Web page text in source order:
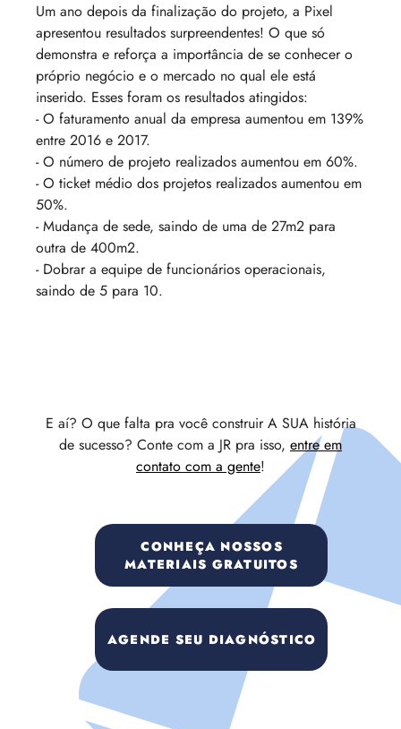
Um ano depois da finalização do projeto, a Pixel
apresentou resultados surpreendentes! O que só
demonstra e reforça a importância de se conhecer o
próprio negócio e o mercado no qual ele está
inserido. Esses foram os resultados atingidos:
- O faturamento anual da empresa aumentou em 139%
entre 2016 e 2017.
- O número de projeto realizados aumentou em 60%.
- O ticket médio dos projetos realizados aumentou em
50%.
- Mudança de sede, saindo de uma de 27m2 para
outra de 400m2.
- Dobrar a equipe de funcionários operacionais,
saindo de 5 para 10.
E aí? O que falta pra você construir A SUA história
de sucesso? Conte com a JR pra isso, entre em
contato com a gente!
CONHEÇA NOSSOS
MATERIAIS GRATUITOS
AGENDE SEU DIAGNÓSTICO